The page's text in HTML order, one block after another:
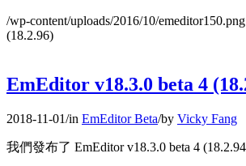
/wp-content/uploads/2016/10/emeditor150.png
(18.2.96)
EmEditor v18.3.0 beta 4
2018-11-01/in EmEditor Beta/by Vicky Fang
我們發布了 EmEditor v18.3.0 beta 4